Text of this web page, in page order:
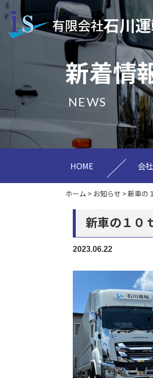
有限会社石川
新着情
NEWS
HOME 会
ホーム > お知らせ >新車の
新車の１０
2023.06.22